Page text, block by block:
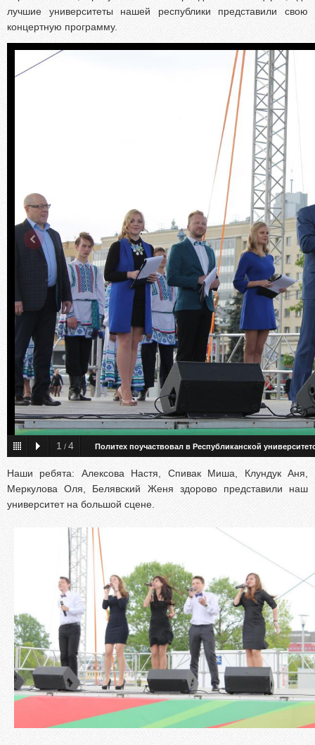
лучшие университеты нашей республики представили свою
концертную программу.
1 / 4 Политех поучаствовал в Республиканской
Наши ребята: Алексова Настя, Спивак Миша, Клундук Аня,
Меркулова Оля, Белявский Женя здорово представили наш
университет на большой сцене.